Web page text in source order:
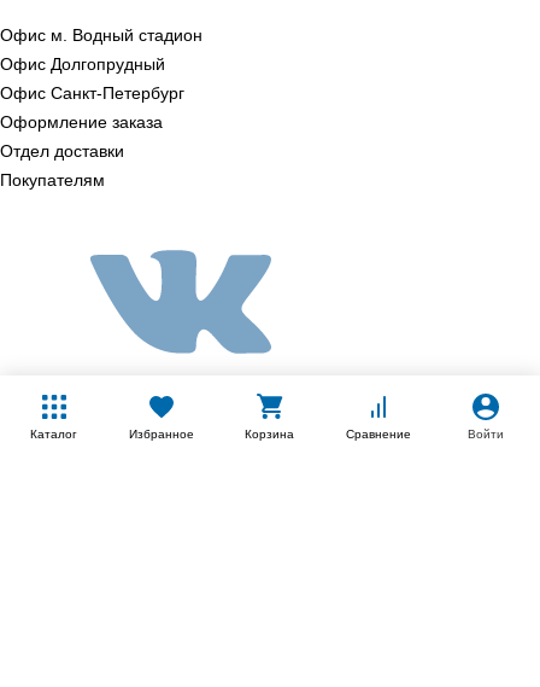
Каталог Избранное Корзина Сравнение Войти
Офис м. Водный стадион
Офис Долгопрудный
Офис Санкт‑Петербург
Оформление заказа
Отдел доставки
Покупателям